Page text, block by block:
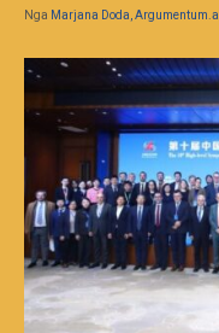
Nga Marjana Doda, Argumentum.al